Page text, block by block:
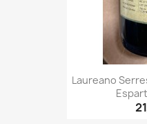
Laureano